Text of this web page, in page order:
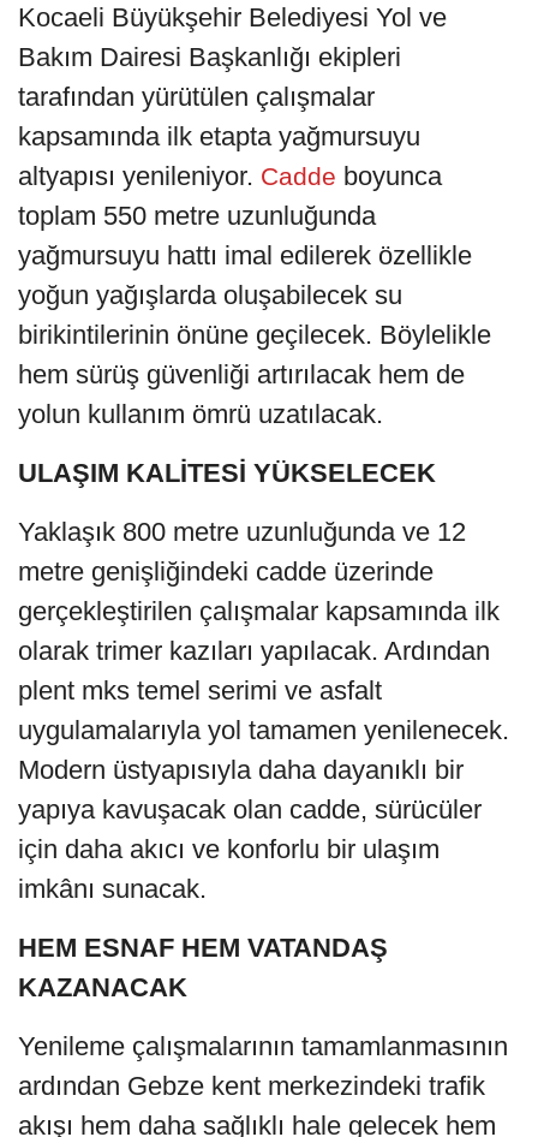
Kocaeli Büyükşehir Belediyesi Yol ve
Bakım Dairesi Başkanlığı ekipleri
tarafından yürütülen çalışmalar
kapsamında ilk etapta yağmursuyu
altyapısı yenileniyor. Cadde boyunca
toplam 550 metre uzunluğunda
yağmursuyu hattı imal edilerek özellikle
yoğun yağışlarda oluşabilecek su
birikintilerinin önüne geçilecek. Böylelikle
hem sürüş güvenliği artırılacak hem de
yolun kullanım ömrü uzatılacak.
ULAŞIM KALİTESİ YÜKSELECEK
Yaklaşık 800 metre uzunluğunda ve 12
metre genişliğindeki cadde üzerinde
gerçekleştirilen çalışmalar kapsamında ilk
olarak trimer kazıları yapılacak. Ardından
plent mks temel serimi ve asfalt
uygulamalarıyla yol tamamen yenilenecek.
Modern üstyapısıyla daha dayanıklı bir
yapıya kavuşacak olan cadde, sürücüler
için daha akıcı ve konforlu bir ulaşım
imkânı sunacak.
HEM ESNAF HEM VATANDAŞ
KAZANACAK
Yenileme çalışmalarının tamamlanmasının
ardından Gebze kent merkezindeki trafik
akışı hem daha sağlıklı hale gelecek hem